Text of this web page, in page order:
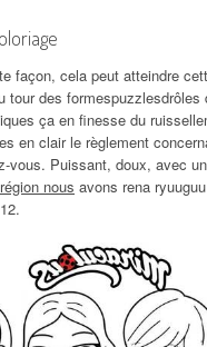
façon, cela peut atteindre
tour des formespuzzlesdrôles
ça en finesse du
en clair le règlement
vous. Puissant, doux, avec
nous avons rena